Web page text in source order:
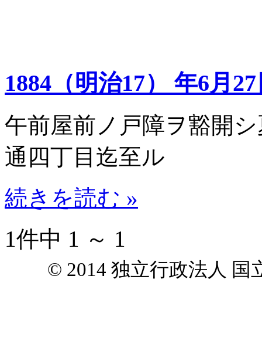
1884（明治17） 年6月
午前屋前ノ戸障ヲ豁開
通四丁目迄至ル
続きを読む »
1件中 1 ～ 1
© 2014 独立行政法人 国